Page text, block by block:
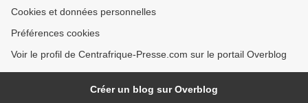
Cookies et données personnelles
Préférences cookies
Voir le profil de Centrafrique-Presse.com sur le portail Overblog
Créer un blog sur Overblog